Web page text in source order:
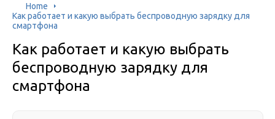
Home
Как работает и какую выбрать беспроводную зарядку для
смартфона
Как работает и какую выбрать
беспроводную зарядку для
смартфона